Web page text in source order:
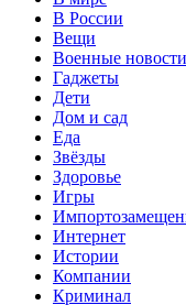
В России
Вещи
Военные новости
Гаджеты
Дети
Дом и сад
Еда
Звёзды
Здоровье
Игры
Интернет
Истории
Компании
Криминал